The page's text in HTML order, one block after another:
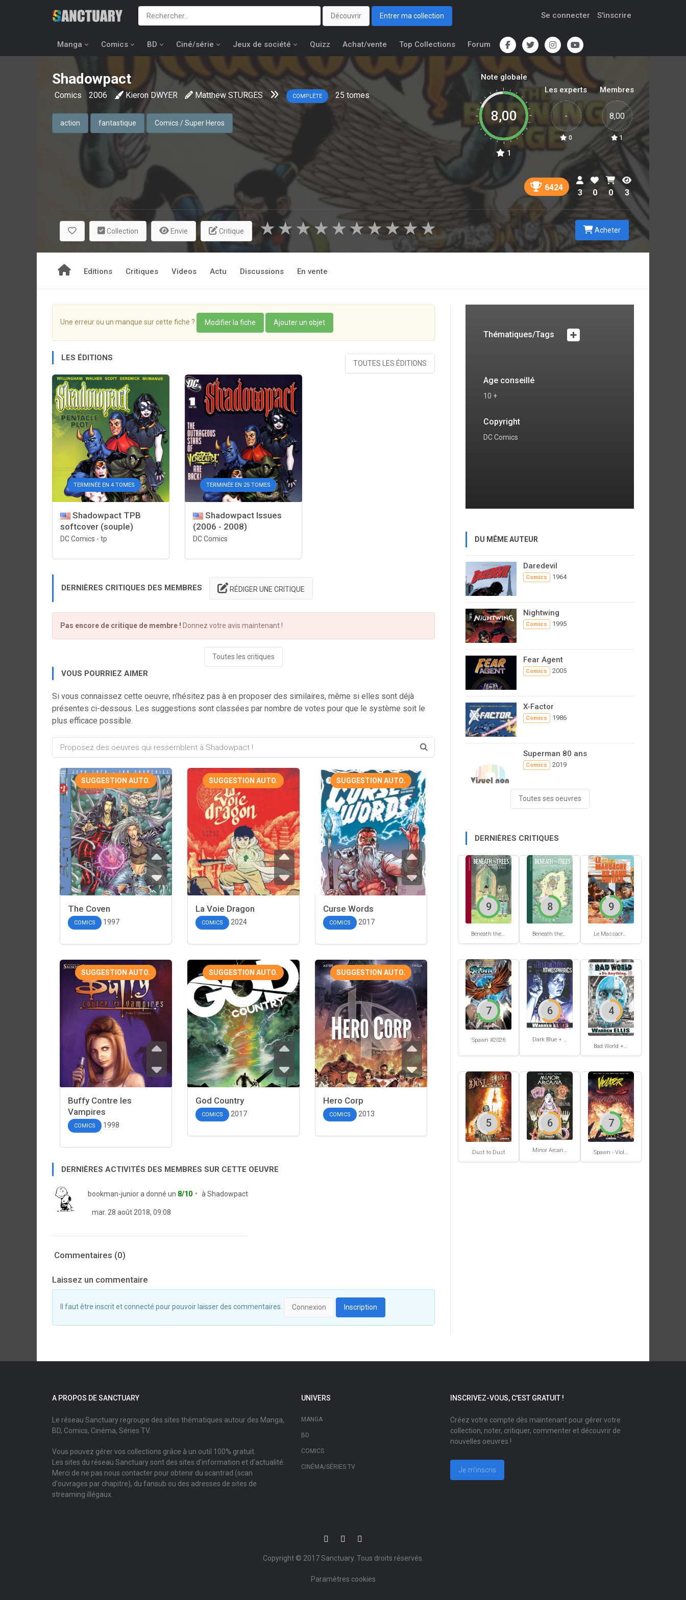
Découvrir Entrer ma collection Se connecter S'inscrire
Manga Comics BD Ciné/série Jeux de société Quizz Achat/vente Top Collections Forum
Shadowpact
Comics 2006 Kieron DWYER Matthew STURGES COMPLÈTE 25 tomes
action fantastique Comics / Super Heros
Note globale
8,00
1
Les experts
-
0
Membres
8,00
1
6424
3 0 0 3
Collection Envie Critique ★
★
★
★
★
★
★
★
★
★ Acheter
Editions Critiques Videos Actu Discussions En vente
Une erreur ou un manque sur cette fiche ? Modifier la fiche Ajouter un objet
LES ÉDITIONS
TOUTES LES ÉDITIONS
TERMINÉE EN 4 TOMES
Shadowpact TPB
softcover (souple)
DC Comics - tp
TERMINÉE EN 25 TOMES
Shadowpact Issues
(2006 - 2008)
DC Comics
DERNIÈRES CRITIQUES DES MEMBRES RÉDIGER UNE CRITIQUE
Pas encore de critique de membre ! Donnez votre avis maintenant !
Toutes les critiques
VOUS POURRIEZ AIMER
Si vous connaissez cette oeuvre, n'hésitez pas à en proposer des similaires, même si elles sont déjà
présentes ci-dessous. Les suggestions sont classées par nombre de votes pour que le système soit le
plus efficace possible.
SUGGESTION AUTO.
The Coven
COMICS 1997
SUGGESTION AUTO.
La Voie Dragon
COMICS 2024
SUGGESTION AUTO.
Curse Words
COMICS 2017
SUGGESTION AUTO.
Buffy Contre les
Vampires
COMICS 1998
SUGGESTION AUTO.
God Country
COMICS 2017
SUGGESTION AUTO.
Hero Corp
COMICS 2013
DERNIÈRES ACTIVITÉS DES MEMBRES SUR CETTE OEUVRE
bookman-juniora donné un 8/10 à Shadowpact
mar. 28 août 2018, 09:08
Commentaires (0)
Laissez un commentaire
Il faut être inscrit et connecté pour pouvoir laisser des commentaires. Connexion Inscription
Thématiques/Tags
Age conseillé
10 +
Copyright
DC Comics
DU MÊME AUTEUR
Daredevil
Comics 1964
Nightwing
Comics 1995
Fear Agent
Comics 2005
X-Factor
Comics 1986
Superman 80 ans
Comics 2019
Toutes ses oeuvres
DERNIÈRES CRITIQUES
Beneath the trees where nobody sees #2
9
Beneath the trees where nobody sees #1
8
Le Massacre du gang Enfield
9
Spawn #2026
7 6
Bad World + Do Anything
4
Dust to Dust
5
Minor Arcana #2
6
Spawn - Violator - Origines
7
A PROPOS DE SANCTUARY
Le réseau Sanctuary regroupe des sites thématiques autour des Manga,
BD, Comics, Cinéma, Séries TV.
Vous pouvez gérer vos collections grâce à un outil 100% gratuit.
Les sites du réseau Sanctuary sont des sites d'information et d'actualité.
Merci de ne pas nous contacter pour obtenir du scantrad (scan
d'ouvrages par chapitre), du fansub ou des adresses de sites de
streaming illégaux.
UNIVERS
MANGA
BD
COMICS
CINÉMA/SÉRIES TV
INSCRIVEZ-VOUS, C'EST GRATUIT !
Créez votre compte dès maintenant pour gérer votre
collection, noter, critiquer, commenter et découvrir de
nouvelles oeuvres !
Je m'inscris
Copyright © 2017Sanctuary. Tous droits réservés.
Paramètres cookies